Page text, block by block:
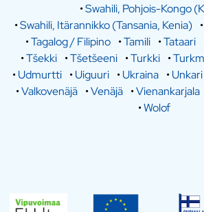
•Swahili, Pohjois-Kongo
•Swahili, Itärannikko (Tansania, Kenia) •
•Tagalog / Filipino •Tamili •Tataari
•Tšekki •Tšetšeeni •Turkki •
•Udmurtti •Uiguuri •Ukraina •Unkari
•Valkovenäjä •Venäjä •Vienankarjala
•Wolof